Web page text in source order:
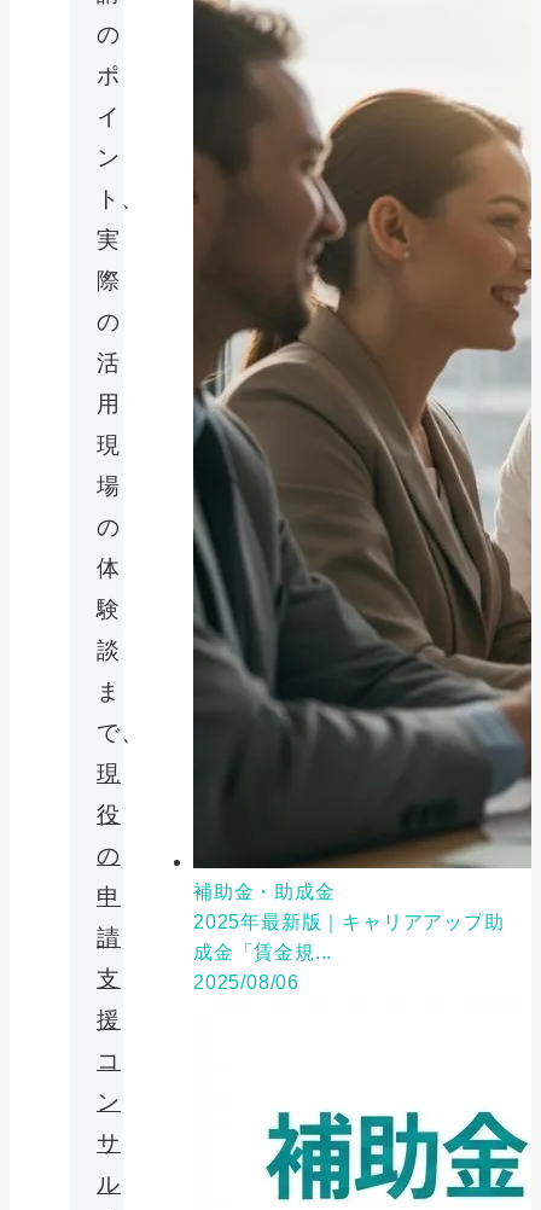
の
ポ
イ
ン
ト、
実
際
の
活
用
現
場
の
体
験
談
ま
で、
現
役
の
申
請
支
援
コ
ン
サ
ル
補助金・助成金
2025年最新版｜キャリアアップ助
成金「賃金規...
2025/08/06